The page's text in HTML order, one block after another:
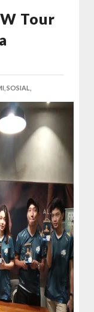
Tour
SOSIAL,